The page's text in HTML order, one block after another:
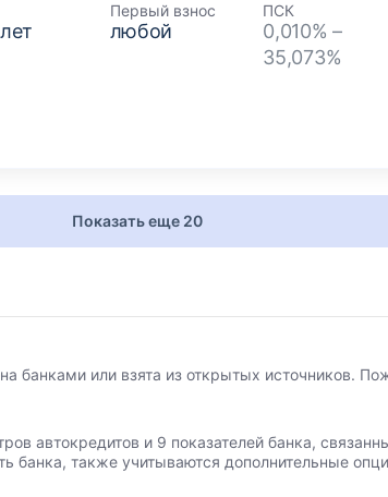
Первый взнос
любой
ПСК
0,010% –
35,073%
Показать еще 20
банками или взята из открытых источников.
автокредитов и 9 показателей банка,
банка, также учитываются дополнительные